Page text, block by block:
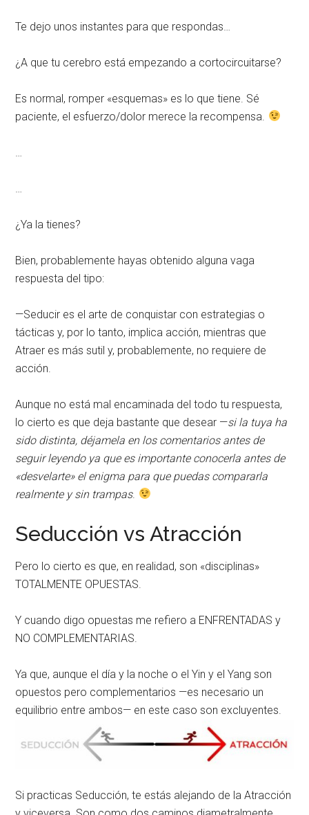
Te dejo unos instantes para que respondas…
¿A que tu cerebro está empezando a cortocircuitarse?
Es normal, romper «esquemas» es lo que tiene. Sé
paciente, el esfuerzo/dolor merece la recompensa.
¿Ya la tienes?
Bien, probablemente hayas obtenido alguna vaga
respuesta del tipo:
—Seducir es el arte de conquistar con estrategias o
tácticas y, por lo tanto, implica acción, mientras que
Atraer es más sutil y, probablemente, no requiere de
acción.
Aunque no está mal encaminada del todo tu respuesta,
lo cierto es que deja bastante que desear —si la tuya ha
sido distinta, déjamela en los comentarios antes de
seguir leyendo ya que es importante conocerla antes de
«desvelarte» el enigma para que puedas compararla
realmente y sin trampas.
Seducción vs Atracción
Pero lo cierto es que, en realidad, son «disciplinas»
TOTALMENTE OPUESTAS.
Y cuando digo opuestas me refiero a ENFRENTADAS y
NO COMPLEMENTARIAS.
Ya que, aunque el día y la noche o el Yin y el Yang son
opuestos pero complementarios —es necesario un
equilibrio entre ambos— en este caso son excluyentes.
Si practicas Seducción, te estás alejando de la Atracción